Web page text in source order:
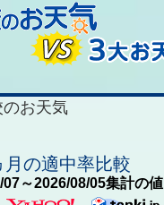
お天気
の適中率比較
～2026/08/05集計の値